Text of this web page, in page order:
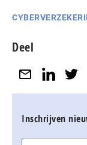
Deel
Inschrijven